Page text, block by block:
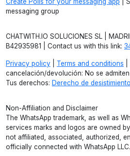
messaging group
CHATWITH.IO SOLUCIONES SL |
B42935981 | Contact us with this link:
Privacy policy Terms and conditions
cancelación/devolución: No se
Tus derechos: Derecho de desistimiento
Non-Affiliation and Disclaimer
The WhatsApp trademark, as well as
services marks and logos are owned
not affiliated, associated, authorized,
officially connected with WhatsApp LLC.